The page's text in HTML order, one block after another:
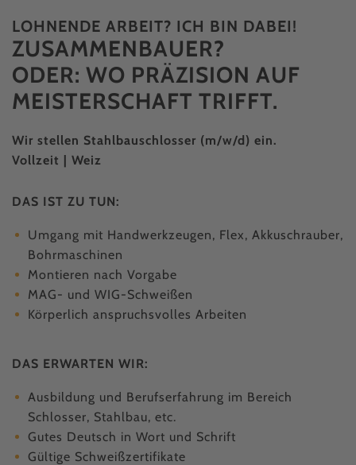
LOHNENDE ARBEIT? ICH BIN DABEI!
ZUSAMMEN­BAUER?
ODER: WO PRÄZISION AUF
MEISTERSCHAFT TRIFFT.
Wir stellen Stahlbauschlosser (m/w/d) ein.
Vollzeit | Weiz
DAS IST ZU TUN:
Umgang mit Handwerkzeugen, Flex, Akkuschrauber,
Bohrmaschinen
Montieren nach Vorgabe
MAG- und WIG-Schweißen
Körperlich anspruchsvolles Arbeiten
DAS ERWARTEN WIR:
Ausbildung und Berufserfahrung im Bereich
Schlosser, Stahlbau, etc.
Gutes Deutsch in Wort und Schrift
Gültige Schweißzertifikate